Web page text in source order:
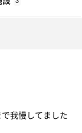
我慢してました